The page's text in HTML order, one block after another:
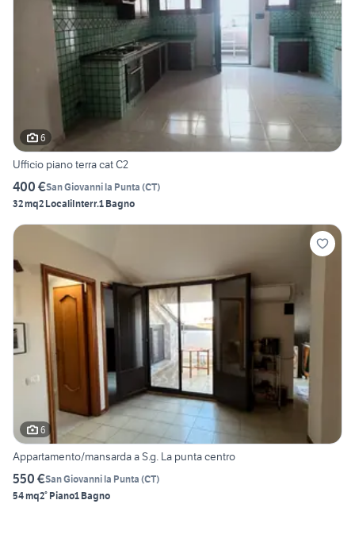
6
Ufficio piano terra cat C2
400 €San Giovanni la Punta (CT)
32 mq2 LocaliInterr.1 Bagno
6
Appartamento/mansarda a S.g. La punta centro
550 €San Giovanni la Punta (CT)
54 mq2° Piano1 Bagno